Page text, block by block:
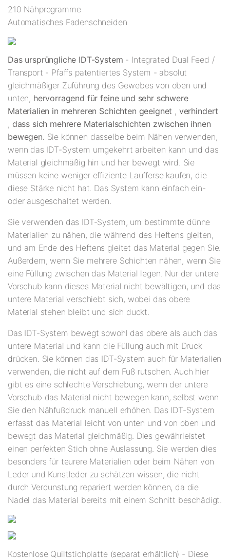
210 Nähprogramme
Automatisches Fadenschneiden
Das ursprüngliche IDT-System - Integrated Dual Feed /
Transport - Pfaffs patentiertes System - absolut
gleichmäßiger Zuführung des Gewebes von oben und
unten, hervorragend für feine und sehr schwere
Materialien in mehreren Schichten geeignet , verhindert
, dass sich mehrere Materialschichten zwischen ihnen
bewegen. Sie können dasselbe beim Nähen verwenden,
wenn das IDT-System umgekehrt arbeiten kann und das
Material gleichmäßig hin und her bewegt wird. Sie
müssen keine weniger effiziente Laufferse kaufen, die
diese Stärke nicht hat. Das System kann einfach ein-
oder ausgeschaltet werden.
Sie verwenden das IDT-System, um bestimmte dünne
Materialien zu nähen, die während des Heftens gleiten,
und am Ende des Heftens gleitet das Material gegen Sie.
Außerdem, wenn Sie mehrere Schichten nähen, wenn Sie
eine Füllung zwischen das Material legen. Nur der untere
Vorschub kann dieses Material nicht bewältigen, und das
untere Material verschiebt sich, wobei das obere
Material stehen bleibt und sich duckt.
Das IDT-System bewegt sowohl das obere als auch das
untere Material und kann die Füllung auch mit Druck
drücken. Sie können das IDT-System auch für Materialien
verwenden, die nicht auf dem Fuß rutschen. Auch hier
gibt es eine schlechte Verschiebung, wenn der untere
Vorschub das Material nicht bewegen kann, selbst wenn
Sie den Nähfußdruck manuell erhöhen. Das IDT-System
erfasst das Material leicht von unten und von oben und
bewegt das Material gleichmäßig. Dies gewährleistet
einen perfekten Stich ohne Auslassung. Sie werden dies
besonders für teurere Materialien oder beim Nähen von
Leder und Kunstleder zu schätzen wissen, die nicht
durch Verdunstung repariert werden können, da die
Nadel das Material bereits mit einem Schnitt beschädigt.
Kostenlose Quiltstichplatte (separat erhältlich) - Diese